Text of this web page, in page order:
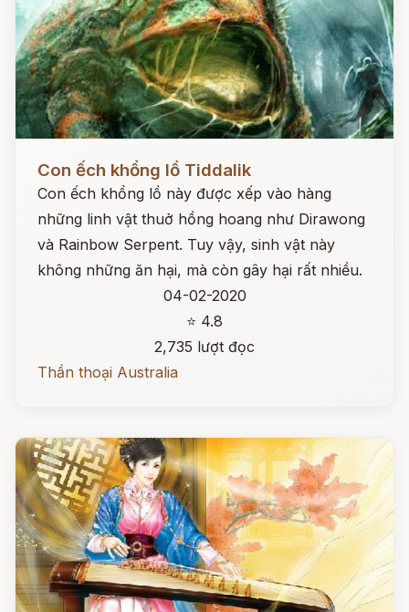
Con ếch khổng lồ Tiddalik
Con ếch khổng lồ này được xếp vào hàng
những linh vật thuở hồng hoang như Dirawong
và Rainbow Serpent. Tuy vậy, sinh vật này
không những ăn hại, mà còn gây hại rất nhiều.
04-02-2020
⭐ 4.8
2,735 lượt đọc
Thần thoại Australia